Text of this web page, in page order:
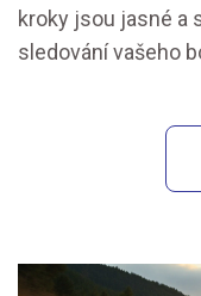
kroky jsou jasné a
sledování vašeho